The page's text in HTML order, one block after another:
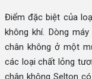
Điểm đặc biệt của
không khí. Dòng
chân không ở một
các loại chất lỏng
chân không Selton